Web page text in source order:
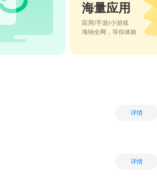
海量应用
应用/手游/小游戏
海纳全网，等你体验
详情
详情